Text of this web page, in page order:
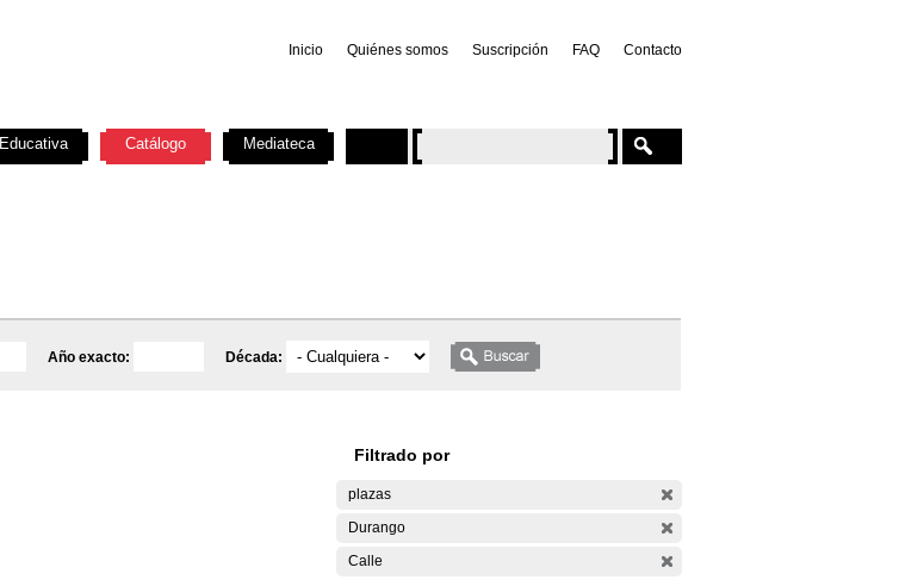
Inicio Quiénes somos Suscripción FAQ Contacto
Año exacto: Década:
Filtrado por
plazas
Durango
Calle
Educativa Catálogo Mediateca